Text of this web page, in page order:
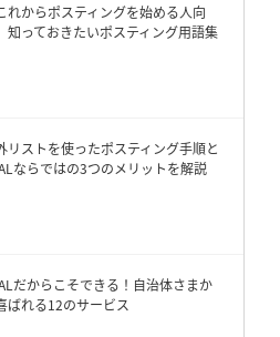
れからポスティングを始める人向
知っておきたいポスティング用語集
リストを使ったポスティング手順と
ならではの3つのメリットを解説
だからこそできる！自治体さまか
ばれる12のサービス